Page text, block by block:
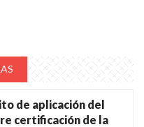
de aplicación del
certificación de la